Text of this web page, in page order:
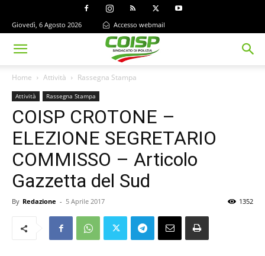
Giovedì, 6 Agosto 2026 Accesso webmail
Home Attività Rassegna Stampa
Attività Rassegna Stampa
COISP CROTONE –
ELEZIONE SEGRETARIO
COMMISSO – Articolo
Gazzetta del Sud
By Redazione - 5 Aprile 2017 1352